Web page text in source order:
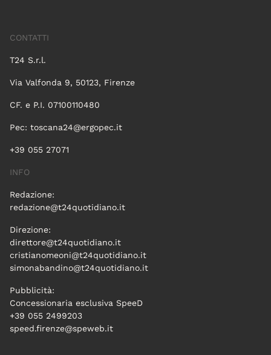
CONTATTI
T24 S.r.l.
Via Valfonda 9, 50123, Firenze
CF. e P.I. 07100110480
Pec: toscana24@ergopec.it
+39 055 27071
INFO
Redazione:
redazione@t24quotidiano.it
Direzione:
direttore@t24quotidiano.it
cristianomeoni@t24quotidiano.it
simonabandino@t24quotidiano.it
Pubblicità:
Concessionaria esclusiva SpeeD
+39 055 2499203
speed.firenze@speweb.it